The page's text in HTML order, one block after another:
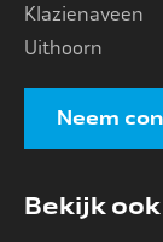
Klazienaveen
Uithoorn
Neem
Bekijk ook